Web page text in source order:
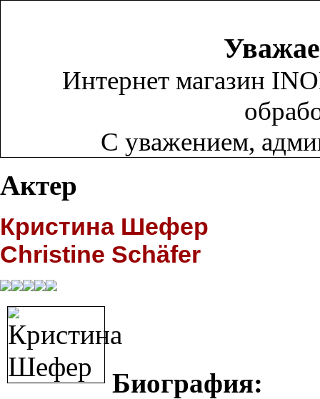
Интернет магазин
С уважением,
Актер
Кристина Шефер
Christine Schäfer
Биография: